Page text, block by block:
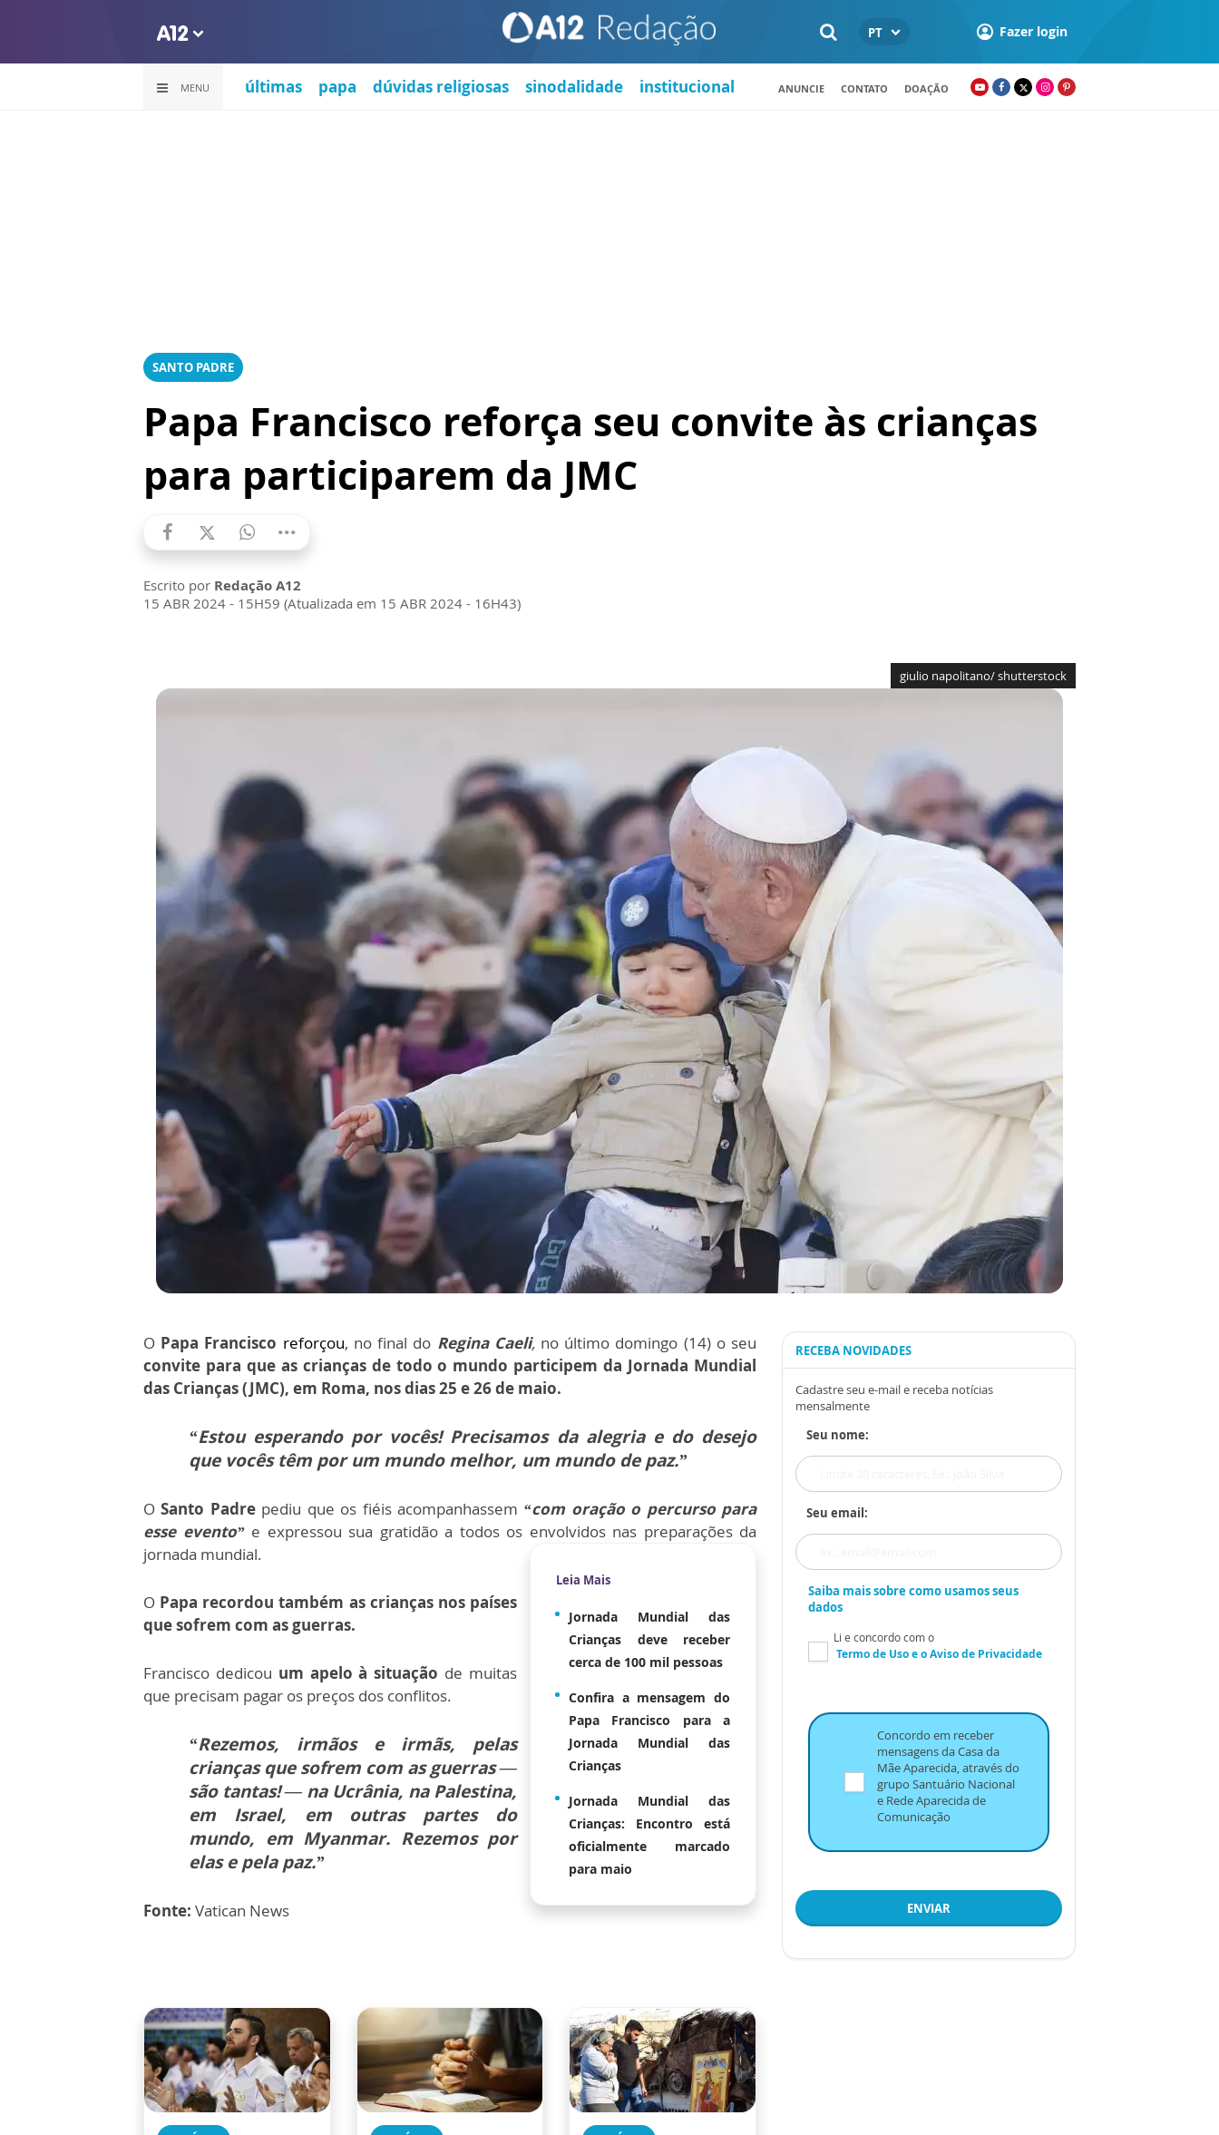
PT Fazer login
MENU últimas papa dúvidas religiosas sinodalidade institucional ANUNCIE CONTATO DOAÇÃO
SANTO PADRE
Papa Francisco reforça seu convite às crianças
para participarem da JMC
Escrito por Redação A12
15 ABR 2024 - 15H59 (Atualizada em 15 ABR 2024 - 16H43)
giulio napolitano/ shutterstock
O Papa Francisco reforçou, nofinal do Regina Caeli,no último domingo (14) o seu
convite para que as crianças de todo o mundo participem da Jornada Mundial
das Crianças (JMC), em Roma, nos dias 25 e 26 de maio.
“Estou esperando por vocês! Precisamos da alegria e do desejo
que vocês têm por um mundo melhor, um mundo de paz.”
O Santo Padrepediu que os fiéis acompanhassem “com oração o percurso para
esse evento” e expressou sua gratidão a todos os envolvidos nas preparações da
jornada mundial.
Leia Mais
Jornada Mundial das
Crianças deve receber
cerca de 100 mil pessoas
Confira a mensagem do
Papa Francisco para a
Jornada Mundial das
Crianças
Jornada Mundial das
Crianças: Encontro está
oficialmente marcado
para maio
O Papa recordou também as crianças nos países
que sofrem com as guerras.
Francisco dedicou um apelo à situação de muitas
que precisam pagar os preços dos conflitos.
“Rezemos, irmãos e irmãs, pelas
crianças que sofrem com as guerras —
são tantas! — na Ucrânia, na Palestina,
em Israel, em outras partes do
mundo, em Myanmar. Rezemos por
elas e pela paz.”
Fonte: Vatican News
RECEBA NOVIDADES
Cadastre seu e-mail e receba notícias
mensalmente
Seu nome:
Seu email:
Saiba mais sobre como usamos seus
dados
Li e concordo com o
Termo de Usoe oAviso de Privacidade
Concordo em receber
mensagens da Casa da
Mãe Aparecida, através do
grupo Santuário Nacional
e Rede Aparecida de
Comunicação
ENVIAR